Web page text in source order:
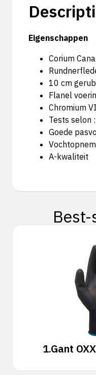
Eigenschappen
Corium
10 cm
Flanel
Chromium
Tests selon
Goede
A-kwaliteit
1.Gant